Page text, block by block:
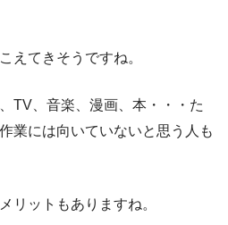
えてきそうですね。
TV、音楽、漫画、本・・・た
業には向いていないと思う人も
リットもありますね。